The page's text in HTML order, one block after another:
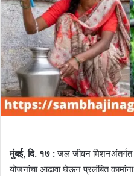
मुंबई, दि. १७ :जल जीवन मिशनअंतर्गत
योजनांचा आढावा घेऊन प्रलंबित